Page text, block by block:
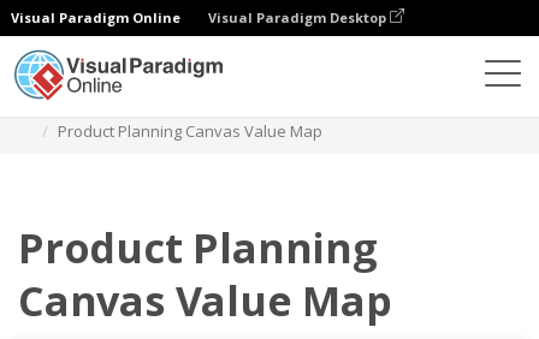
Visual Paradigm Online Visual Paradigm Desktop
Product Planning Canvas Value Map
Product Planning
Canvas Value Map